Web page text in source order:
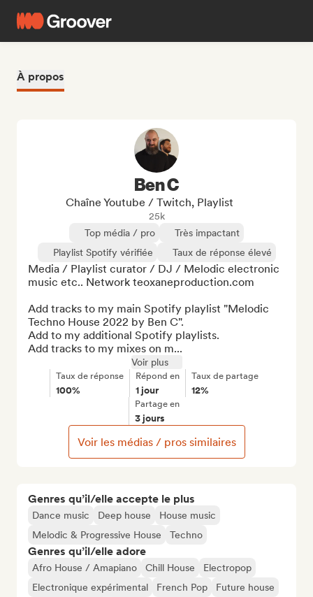
À propos
Genres qu’il/elle accepte le plus
Dance music Deep house
House music
Melodic & Progressive House
Techno
Genres qu’il/elle adore
Afro House / Amapiano Chill House
Electropop
Electronique expérimental
French Pop
Future house
Ben C
Chaîne Youtube / Twitch, Playlist
25k
Top média / pro
Très impactant
Playlist Spotify vérifiée
Taux de réponse élevé
Media / Playlist curator / DJ / Melodic electronic
music etc.. Network teoxaneproduction.com
Add tracks to my main Spotify playlist "Melodic
Techno House 2022 by Ben C".
Add to my additional Spotify playlists.
Add tracks to my mixes on m...
Voir plus
Taux de réponse
100%
Répond en
1 jour
Taux de partage
12%
Partage en
3 jours
Voir les médias / pros similaires